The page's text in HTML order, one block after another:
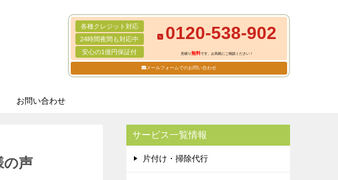
各種クレジット対応
24時間夜間も対応中
安心の1億円保証付
0120-538-902
見積り無料です。お気軽にご相談ください！
メールフォームでのお問い合わせ
お問い合わせ
の声
サービス一覧情報
片付け・掃除代行